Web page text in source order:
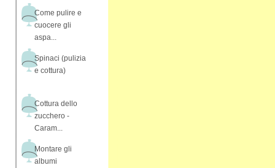
Come pulire e
cuocere gli
aspa...
Spinaci (pulizia
e cottura)
Cottura dello
zucchero -
Caram...
Montare gli
albumi